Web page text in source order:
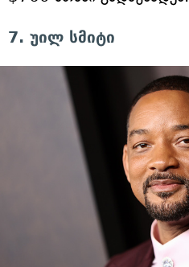
7. უილ სმიტი